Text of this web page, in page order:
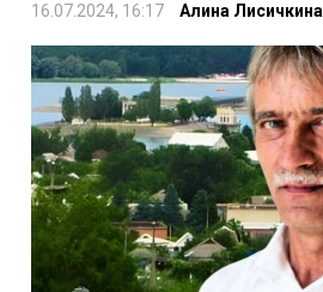
16.07.2024, 16:17 Алина Лисичкина